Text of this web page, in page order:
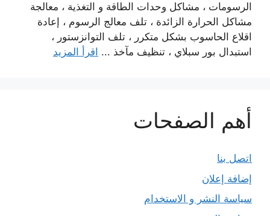
الرسومات ، مشاكل وحدات الطاقة و التغذية ، معالجة
مشاكل الحرارة الزائدة ، تلف معالج الرسوم ، إعادة
اقلاع الحاسوب بشكل متكرر ، تلف التوانزستور ،
استبدال بور سبلاي ، تنظيف مآخذ ... اقرأ المزيد
أهم الصفحات
اتصل بنا
إضافة إعلان
سياسة النشر و الاستخدام